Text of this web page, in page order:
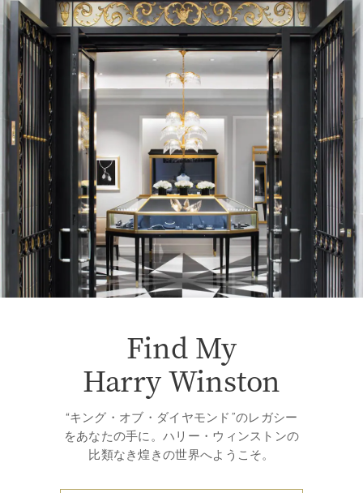
Find My
Harry Winston
“キング・オブ・ダイヤモンド”のレガシー
をあなたの手に。ハリー・ウィンストンの
比類なき煌きの世界へようこそ。